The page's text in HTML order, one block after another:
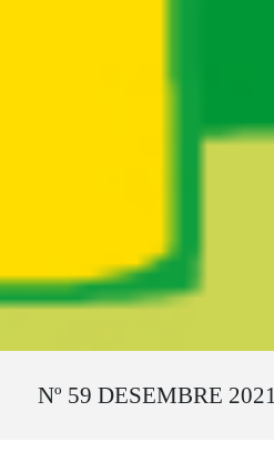
Nº 59 DESEMBRE 2021